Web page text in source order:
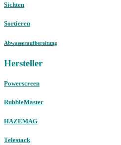
Sichten
Sortieren
Abwasseraufbereitung
Hersteller
Powerscreen
RubbleMaster
HAZEMAG
Telestack